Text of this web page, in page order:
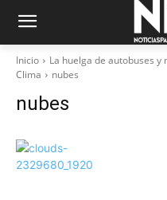
Inicio
La huelga de autobuses
Clima
nubes
nubes